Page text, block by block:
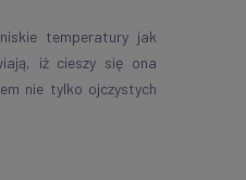
temperatury jak
iż cieszy się ona
nie tylko ojczystych